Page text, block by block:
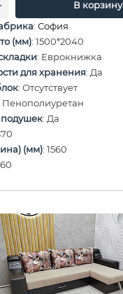
В корзину
: София
(мм): 1500*2040
: Еврокнижка
для хранения: Да
: Отсутствует
Пенополиуретан
: Да
(мм): 1560